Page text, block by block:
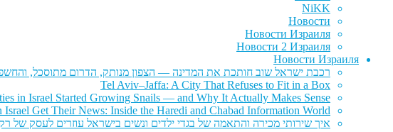
NiKK
Новости
Новости Израиля
Новости 2 Израиля
Новости Израиля
רכבת ישראל שוב חותכת את המדינה — הצפון מנותק, הדרום מתוסכל,
Tel Aviv–Jaffa: A City That Refuses to Fit in a Box
in Israel Started Growing Snails — and Why It Actually Makes Sense
Get Their News: Inside the Haredi and Chabad Information World
איך שירותי מכירה והתאמה של בגדי ילדים ונשים בישראל עוזרים לעסק של